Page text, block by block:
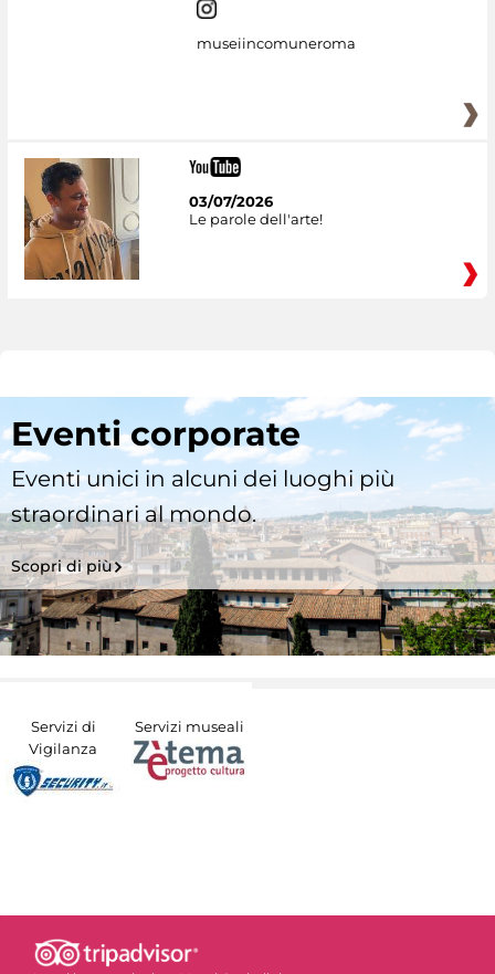
museiincomuneroma
03/07/2026
Le parole dell'arte!
Eventi corporate
Eventi unici in alcuni dei luoghi più
straordinari al mondo.
Scopri di più
Servizi di
Vigilanza
Servizi museali